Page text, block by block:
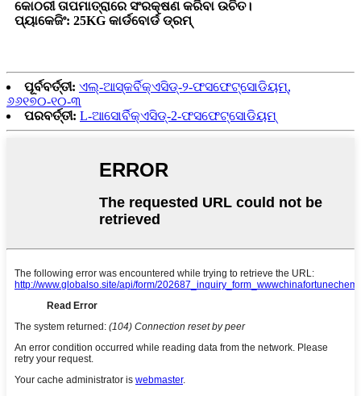
କୋଠରୀ ତାପମାତ୍ରାରେ ସଂରକ୍ଷଣ କରିବା ଉଚିତ।
ପ୍ୟାକେଜିଂ: 25KG କାର୍ଡବୋର୍ଡ ଡ୍ରମ୍
ପୂର୍ବବର୍ତ୍ତୀ: ଏଲ୍-ଆସ୍କର୍ବିକ୍ଏସିଡ୍-୨-ଫସଫେଟ୍ସୋଡିୟମ୍,
୬୬୧୭୦-୧୦-୩
ପରବର୍ତ୍ତୀ: L-ଆସୋର୍ବିକ୍ଏସିଡ୍-2-ଫସଫେଟ୍ସୋଡିୟମ୍